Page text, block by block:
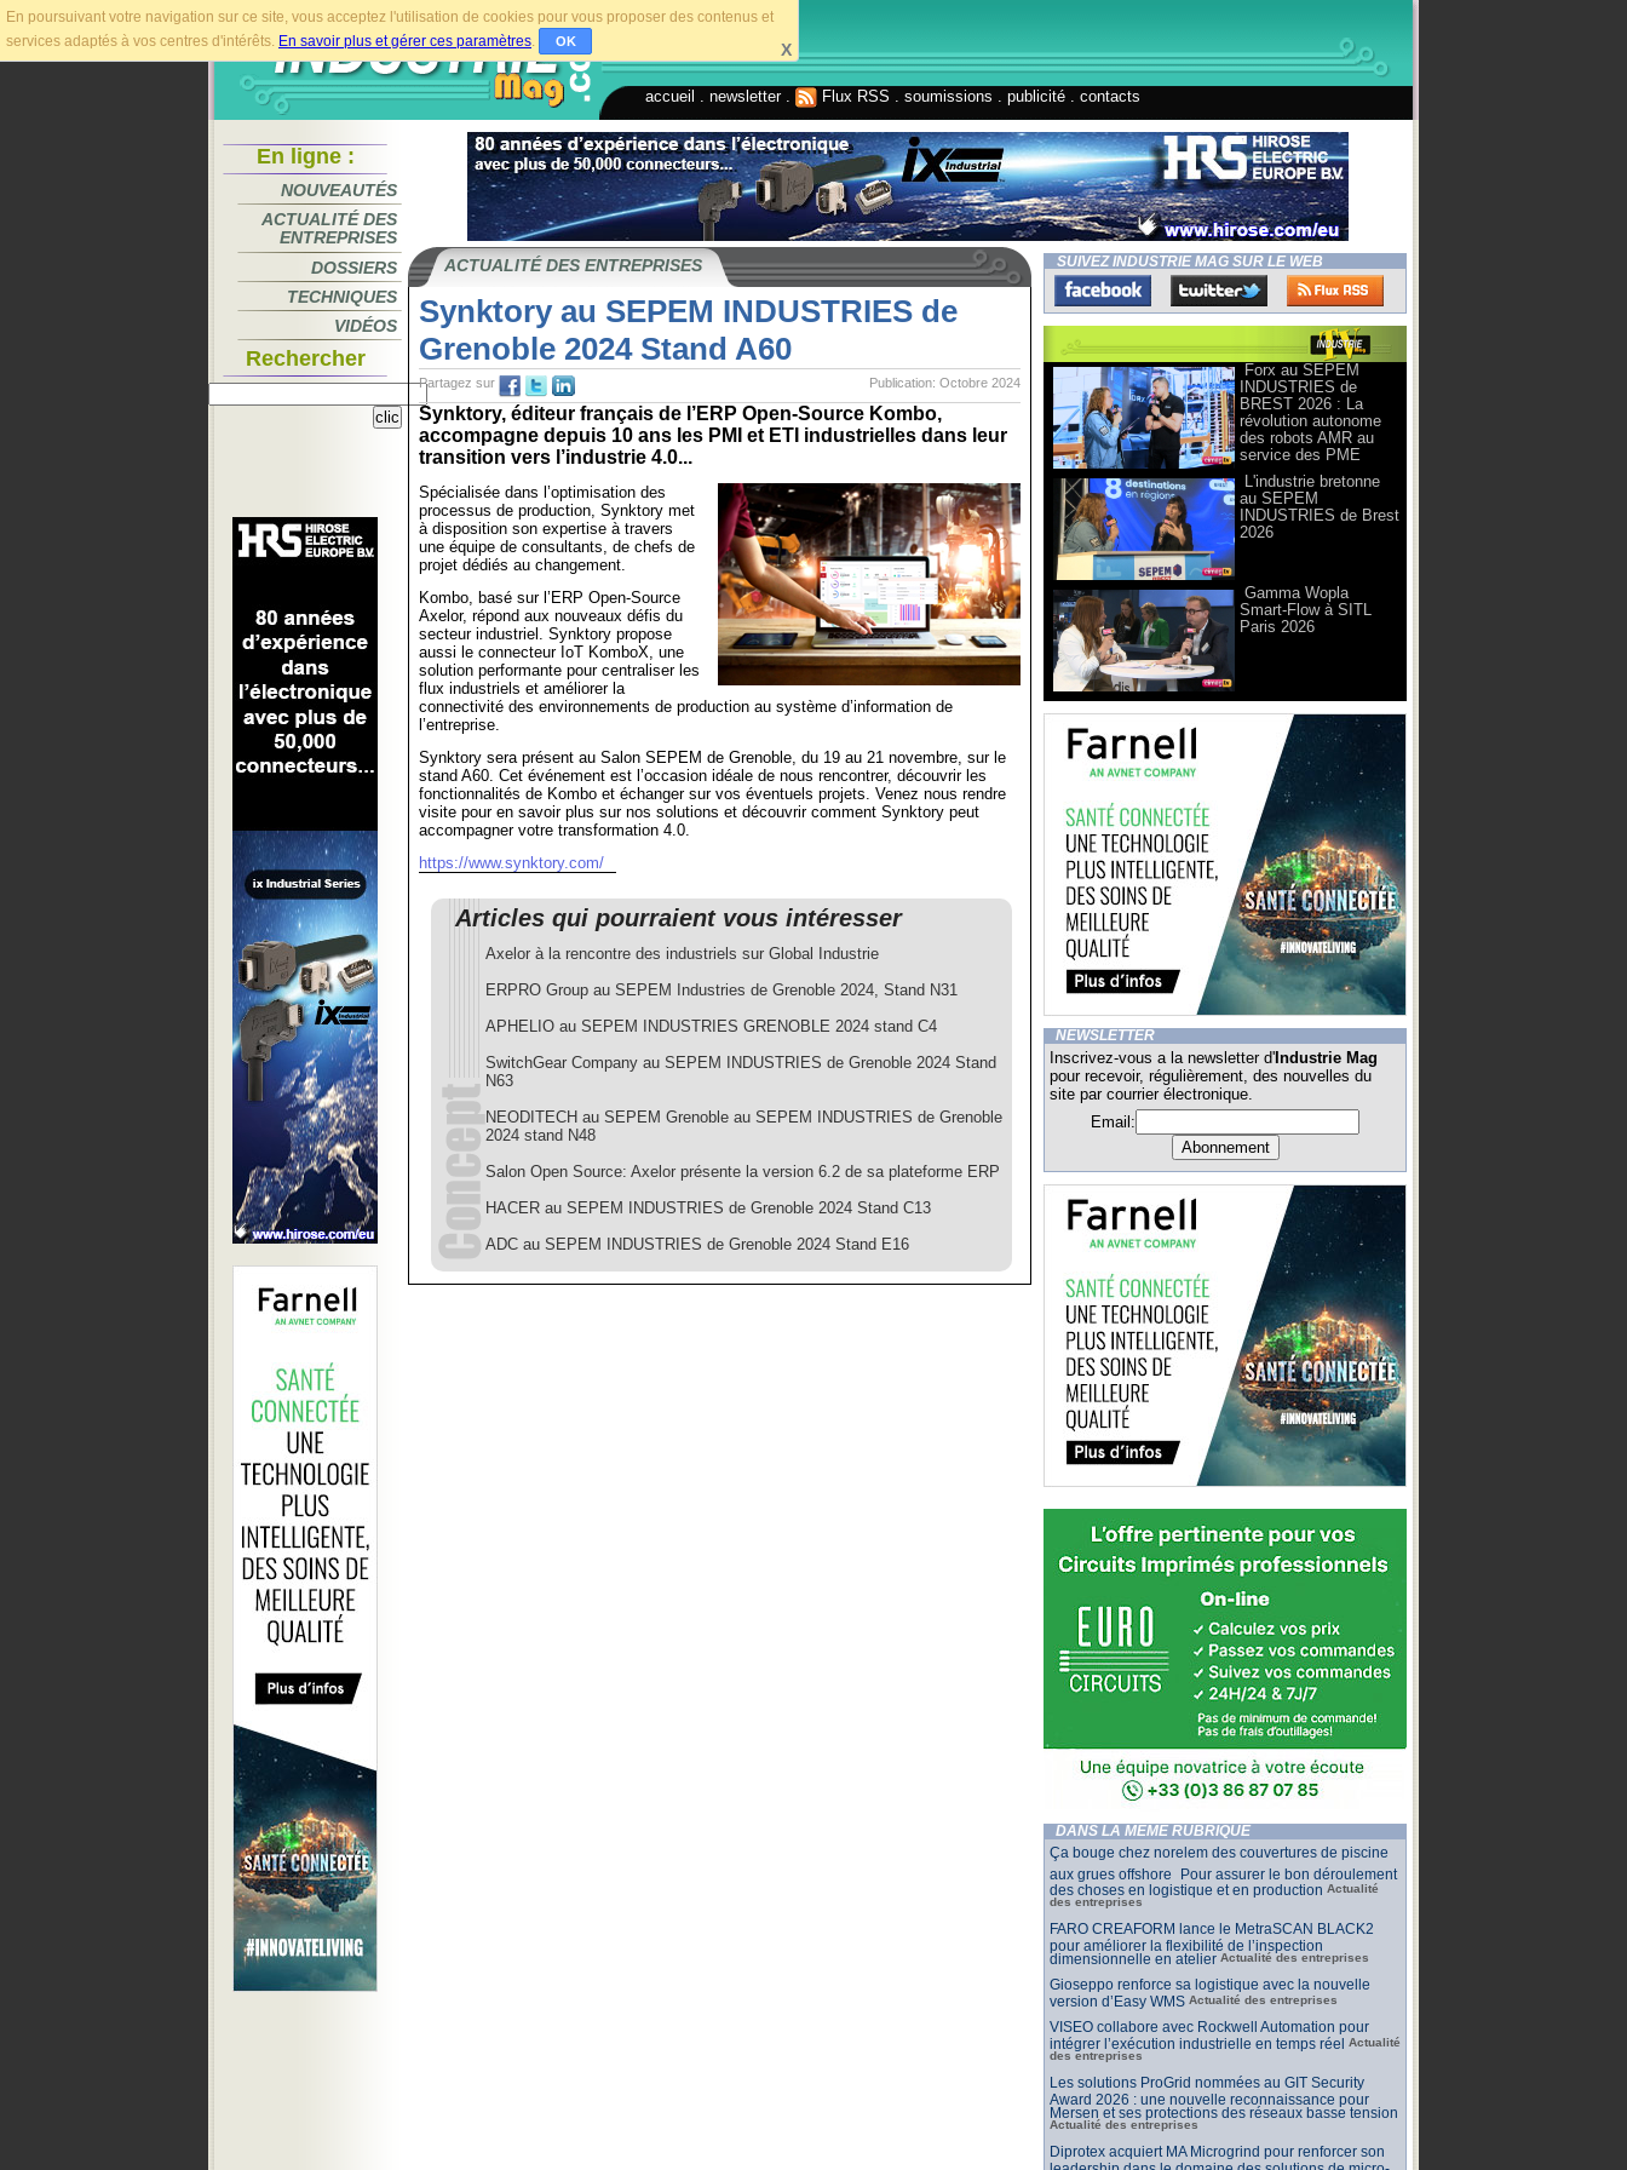
En poursuivant votre navigation sur ce site, vous acceptez l'utilisation de cookies pour vous proposer des contenus et
services adaptés à vos centres d'intérêts. En savoir plus et gérer ces paramètres. OK X
accueil newsletter. Flux RSS soumissions publicité contacts
En ligne :
NOUVEAUTÉS
ACTUALITÉ DES
ENTREPRISES
DOSSIERS
TECHNIQUES
VIDÉOS
Rechercher
ACTUALITÉ DES ENTREPRISES
Synktory au SEPEM INDUSTRIES de
Grenoble 2024 Stand A60
Publication: Octobre 2024
Partagez sur
Synktory, éditeur français de l’ERP Open-Source Kombo,
accompagne depuis 10 ans les PMI et ETI industrielles dans leur
transition vers l’industrie 4.0...
Spécialisée dans l’optimisation des
processus de production, Synktory met
à disposition son expertise à travers
une équipe de consultants, de chefs de
projet dédiés au changement.
Kombo, basé sur l’ERP Open-Source
Axelor, répond aux nouveaux défis du
secteur industriel. Synktory propose
aussi le connecteur IoT KomboX, une
solution performante pour centraliser les
flux industriels et améliorer la
connectivité des environnements de production au système d’information de
l’entreprise.
Synktory sera présent au Salon SEPEM de Grenoble, du 19 au 21 novembre, sur le
stand A60. Cet événement est l’occasion idéale de nous rencontrer, découvrir les
fonctionnalités de Kombo et échanger sur vos éventuels projets. Venez nous rendre
visite pour en savoir plus sur nos solutions et découvrir comment Synktory peut
accompagner votre transformation 4.0.
https://www.synktory.com/
Articles qui pourraient vous intéresser
Axelor à la rencontre des industriels sur Global Industrie
ERPRO Group au SEPEM Industries de Grenoble 2024, Stand N31
APHELIO au SEPEM INDUSTRIES GRENOBLE 2024 stand C4
SwitchGear Company au SEPEM INDUSTRIES de Grenoble 2024 Stand
N63
NEODITECH au SEPEM Grenoble au SEPEM INDUSTRIES de Grenoble
2024 stand N48
Salon Open Source: Axelor présente la version 6.2 de sa plateforme ERP
HACER au SEPEM INDUSTRIES de Grenoble 2024 Stand C13
ADC au SEPEM INDUSTRIES de Grenoble 2024 Stand E16
SUIVEZ INDUSTRIE MAG SUR LE WEB
Forx au SEPEM
INDUSTRIES de
BREST 2026 : La
révolution autonome
des robots AMR au
service des PME
L'industrie bretonne
au SEPEM
INDUSTRIES de Brest
2026
Gamma Wopla
Smart-Flow à SITL
Paris 2026
NEWSLETTER
Inscrivez-vous a la newsletter d' Industrie Mag
pour recevoir, régulièrement, des nouvelles du
site par courrier électronique.
Email:
DANS LA MÊME RUBRIQUE
Ça bouge chez norelem des couvertures de piscine
aux grues offshore Pour assurer le bon déroulement
des choses en logistique et en production Actualité
des entreprises
FARO CREAFORM lance le MetraSCAN BLACK2
pour améliorer la flexibilité de l’inspection
dimensionnelle en atelier Actualité des entreprises
Gioseppo renforce sa logistique avec la nouvelle
version d’Easy WMS Actualité des entreprises
VISEO collabore avec Rockwell Automation pour
intégrer l’exécution industrielle en temps réel Actualité
des entreprises
Les solutions ProGrid nommées au GIT Security
Award 2026 : une nouvelle reconnaissance pour
Mersen et ses protections des réseaux basse tension
Actualité des entreprises
Diprotex acquiert MA Microgrind pour renforcer son
leadership dans le domaine des solutions de micro-